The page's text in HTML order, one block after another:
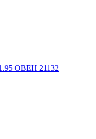
ОВЕН 21132